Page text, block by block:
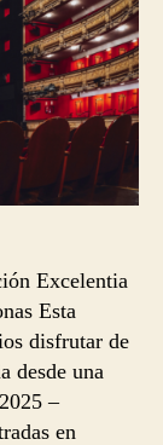
Excelentia
Esta
disfrutar de
desde una
–
en